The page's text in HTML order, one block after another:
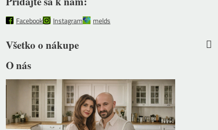
Facebook Instagram melds
Všetko o nákupe
O nás